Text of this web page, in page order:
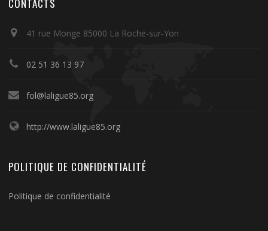
CONTACTS
41 rue Monge 85000 La Roche-sur-Yon
02 51 36 13 97
fol@laligue85.org
http://www.laligue85.org
POLITIQUE DE CONFIDENTIALITÉ
Politique de confidentialité